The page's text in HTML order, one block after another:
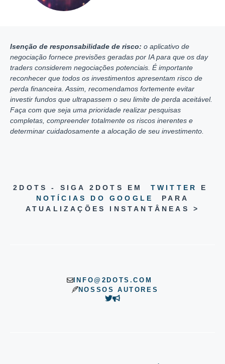
Isenção de responsabilidade de risco: o aplicativo de
negociação fornece previsões geradas por IA para que os day
traders considerem negociações potenciais. É importante
reconhecer que todos os investimentos apresentam risco de
perda financeira. Assim, recomendamos fortemente evitar
investir fundos que ultrapassem o seu limite de perda aceitável.
Faça com que seja uma prioridade realizar pesquisas
completas, compreender totalmente os riscos inerentes e
determinar cuidadosamente a alocação de seu investimento.
2DOTS - SIGA 2DOTS EM TWITTER
E
NOTÍCIAS DO GOOGLE
PARA
ATUALIZAÇÕES INSTANTÂNEAS >
INFO@2DOTS.COM
NOSSOS AUTORES